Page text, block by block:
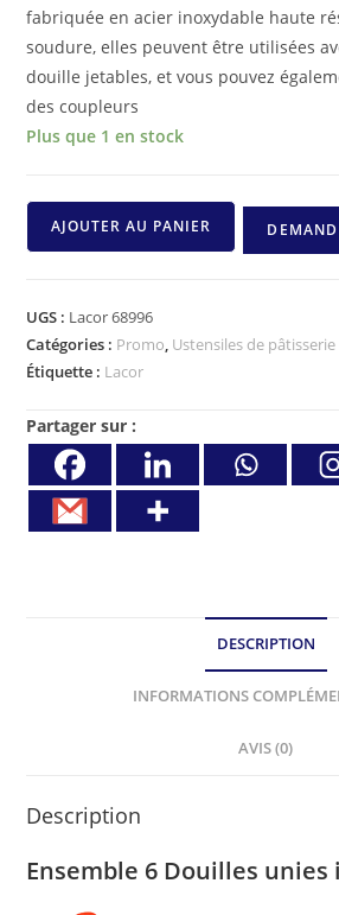
fabriquée en acier inoxydable haute
soudure, elles peuvent être utilisées
douille jetables, et vous pouvez
des coupleurs
Plus que 1 en stock
AJOUTER AU PANIER
UGS : Lacor 68996
Catégories : Promo, Ustensiles de pâtisserie
Étiquette : Lacor
Partager sur :
DESCRIPTION
INFORMATIONS
AVIS (0)
Description
Ensemble 6 Douilles unies